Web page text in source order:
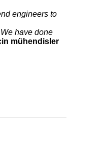
engineers to
have done
mühendisler